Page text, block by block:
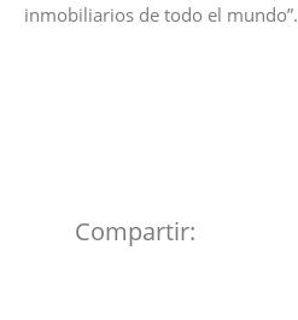
inmobiliarios de todo el mundo”.
Compartir: